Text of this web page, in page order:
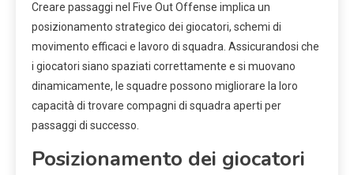
Creare passaggi nel Five Out Offense implica un
posizionamento strategico dei giocatori, schemi di
movimento efficaci e lavoro di squadra. Assicurandosi che
i giocatori siano spaziati correttamente e si muovano
dinamicamente, le squadre possono migliorare la loro
capacità di trovare compagni di squadra aperti per
passaggi di successo.
Posizionamento dei giocatori